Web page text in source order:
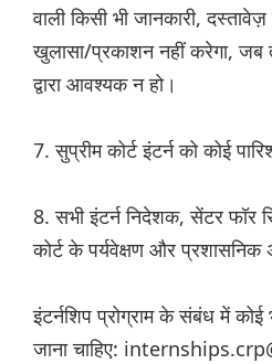
वाली किसी भी जानकारी,
खुलासा/प्रकाशन नहीं करेगा,
द्वारा आवश्यक न हो।
7. सुप्रीम कोर्ट इंटर्न को कोई
8. सभी इंटर्न निदेशक, सेंटर फॉर
कोर्ट के पर्यवेक्षण और
इंटर्नशिप प्रोग्राम के संबंध में
जाना चाहिए: